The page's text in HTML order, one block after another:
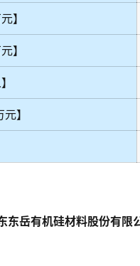
】
】
】
东岳有机硅材料股份有限